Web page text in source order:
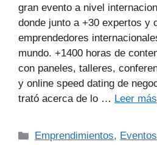
gran evento a nivel
donde junto a +30 expertos y
emprendedores
mundo. +1400 horas de
con paneles, talleres,
y online speed dating de
trató acerca de lo … Leer más
Emprendimientos, Eventos